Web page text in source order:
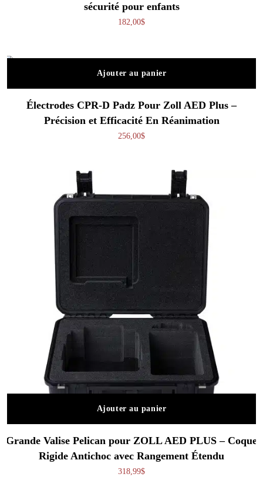
sécurité pour enfants
182,00$
Ajouter au panier
Électrodes CPR-D Padz Pour Zoll AED Plus –
Précision et Efficacité En Réanimation
256,00$
Ajouter au panier
Grande Valise Pelican pour ZOLL AED PLUS – Coque
Rigide Antichoc avec Rangement Étendu
318,99$